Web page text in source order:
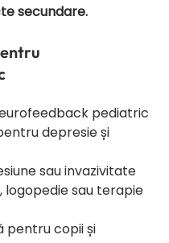
secundare.
pediatric
depresie și
sau invazivitate
logopedie sau terapie
pentru copii și